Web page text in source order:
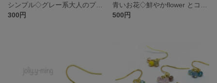
シンプル◇グレー系大人のプチピアス フックピアス
300円
500円